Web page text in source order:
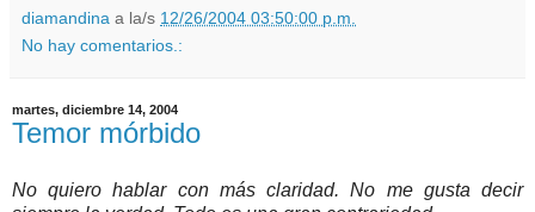
diamandina a la/s 12/26/2004 03:50:00 p.m.
No hay comentarios.:
martes, diciembre 14, 2004
Temor mórbido
No quiero hablar con más claridad. No me gusta decir